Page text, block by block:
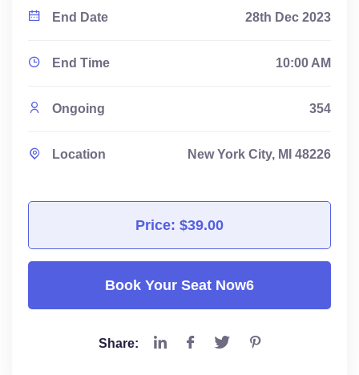
End Date 28th Dec 2023
End Time 10:00 AM
Ongoing 354
Location New York City, MI 48226
Price: $39.00
Book Your Seat Now6
Share: